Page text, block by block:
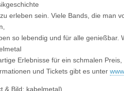
erleben sein. Viele Bands, die man
so lebendig und für alle genießbar.
Erlebnisse für ein schmalen
und Tickets gibt es unter
& Bild: kabelmetal)